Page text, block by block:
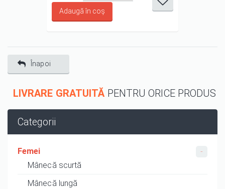
1/5 3/54/55/5
Înapoi
LIVRARE GRATUITĂ PENTRU ORICE PRODUS
Categorii
Femei
Mânecă scurtă
Mânecă lungă